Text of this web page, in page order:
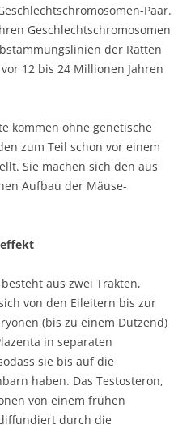
Paar.
Geschlechtschromosomen
der Ratten
12 bis 24 Millionen Jahren
kommen ohne genetische
zum Teil schon vor einem
Sie machen sich den aus
Aufbau der Mäuse-
aus zwei Trakten,
von den Eileitern bis zur
(bis zu einem Dutzend)
in separaten
sie bis auf die
haben. Das Testosteron,
von einem frühen
durch die